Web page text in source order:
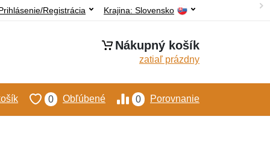
Krajina: Slovensko
Registrácia
Nákupný košík
zatiaľ prázdny
0 Porovnanie
0 Obľúbené